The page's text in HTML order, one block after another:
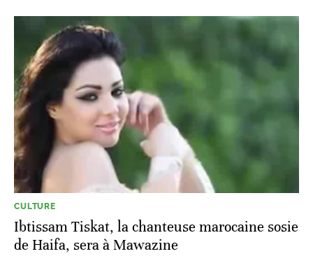
CULTURE
Ibtissam Tiskat, la chanteuse marocaine sosie
de Haifa, sera à Mawazine